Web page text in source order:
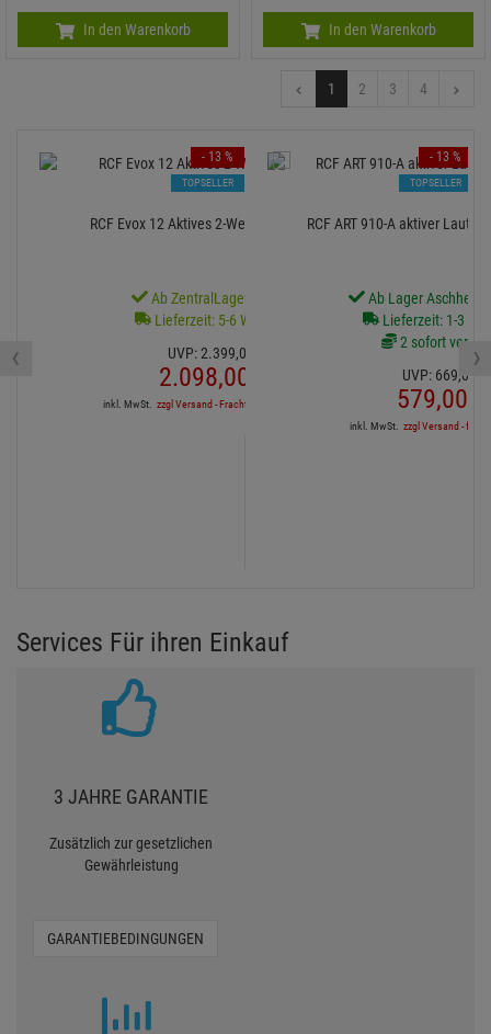
In den Warenkorb In den Warenkorb
1 2 3 4
RCF Evox 12 Aktives 2-Wege Array System
Ab ZentralLager lieferbar
Lieferzeit: 5-6 Werktage
UVP:2.399,00
2.098,00
inkl. MwSt. zzgl Versand - Frachtfrei in DE ab 1'500€
- 13 %
TOPSELLER
RCF ART 910-A aktiver
Ab Lager
Lieferzeit: 1-3
2 sofort
UVP: 669,00
579,00
inkl. MwSt. zzgl Versand - frei
- 13 %
TOPSELLER
‹ ›
Services Für ihren Einkauf
3 JAHRE GARANTIE
Zusätzlich zur gesetzlichen
Gewährleistung
GARANTIEBEDINGUNGEN